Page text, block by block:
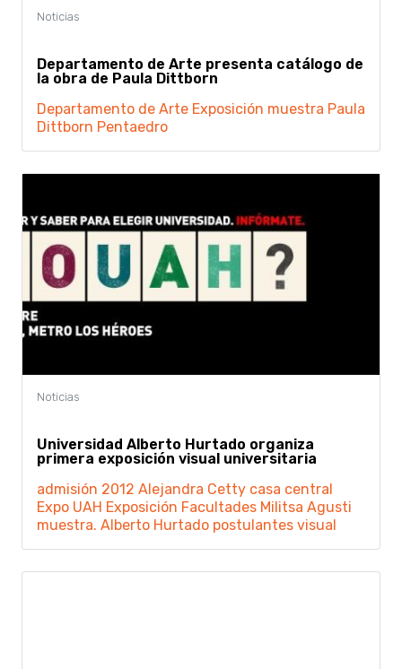
Departamento de Arte presenta catálogo de
la obra de Paula Dittborn
Departamento de Arte Exposición muestra Paula
Dittborn Pentaedro
Universidad Alberto Hurtado organiza
primera exposición visual universitaria
admisión 2012 Alejandra Cetty casa central
Expo UAH Exposición Facultades Militsa Agusti
muestra. Alberto Hurtado postulantes visual